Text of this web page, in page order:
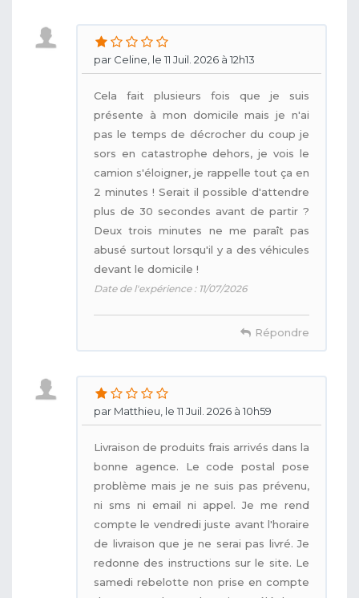
par Celine, le 11 Juil. 2026 à 12h13
Cela fait plusieurs fois que je suis
présente à mon domicile mais je n'ai
pas le temps de décrocher du coup je
sors en catastrophe dehors, je vois le
camion s'éloigner, je rappelle tout ça en
2 minutes ! Serait il possible d'attendre
plus de 30 secondes avant de partir ?
Deux trois minutes ne me paraît pas
abusé surtout lorsqu'il y a des véhicules
devant le domicile !
Date de l'expérience : 11/07/2026
Répondre
par Matthieu, le 11 Juil. 2026 à 10h59
Livraison de produits frais arrivés dans la
bonne agence. Le code postal pose
problème mais je ne suis pas prévenu,
ni sms ni email ni appel. Je me rend
compte le vendredi juste avant l'horaire
de livraison que je ne serai pas livré. Je
redonne des instructions sur le site. Le
samedi rebelotte non prise en compte